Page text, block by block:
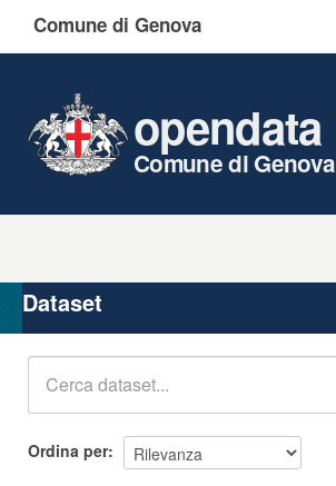
Comune di Genova
opendata
Comune di Genova
Organizzazioni
Gruppi
Dataset
Ordina per